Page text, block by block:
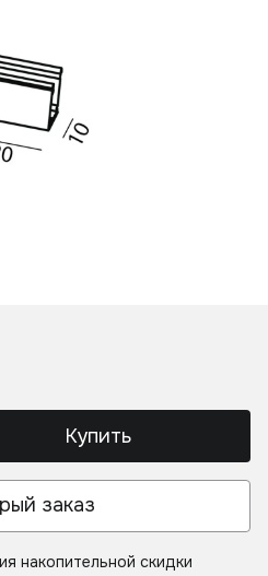
Купить
заказ
накопительной скидки